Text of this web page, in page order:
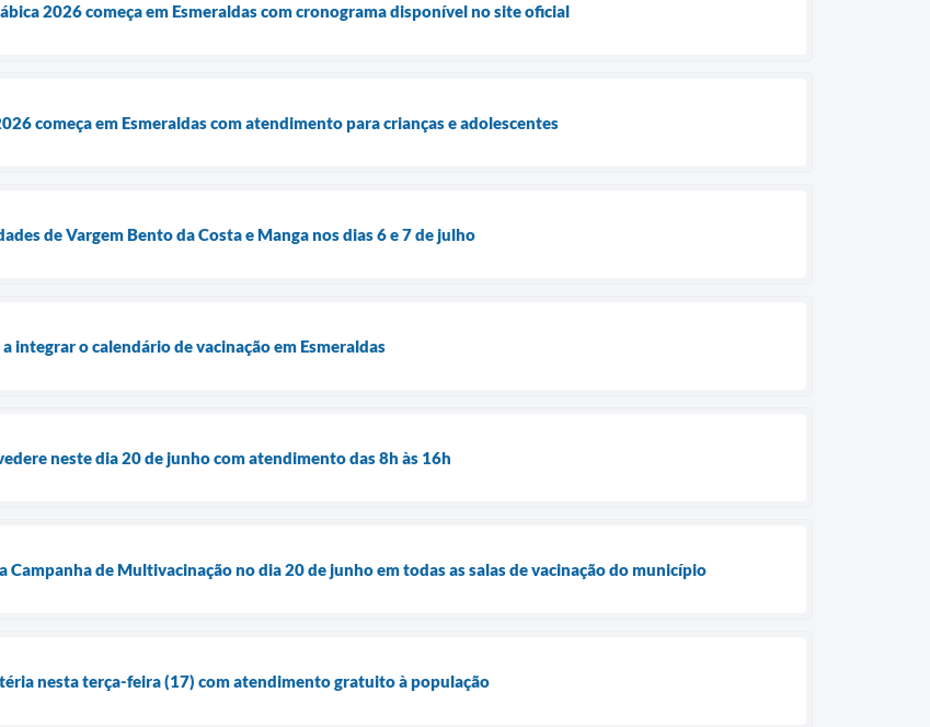
2026 começa em Esmeraldas com cronograma disponível no site oficial
começa em Esmeraldas com atendimento para crianças e adolescentes
de Vargem Bento da Costa e Manga nos dias 6 e 7 de julho
integrar o calendário de vacinação em Esmeraldas
neste dia 20 de junho com atendimento das 8h às 16h
Campanha de Multivacinação no dia 20 de junho em todas as salas de vacinação do município
nesta terça-feira (17) com atendimento gratuito à população